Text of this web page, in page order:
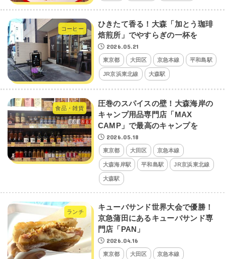
コーヒー
ひきたて香る！大森「加とう珈琲
焙煎所」でやすらぎの一杯を
2026.05.21
東京都 大田区 京急本線 平和島駅
JR京浜東北線 大森駅
食品・雑貨
圧巻のスパイスの壁！大森海岸の
キャンプ用品専門店「MAX
CAMP」で最高のキャンプを
2026.05.18
東京都 大田区 京急本線
大森海岸駅 平和島駅 JR京浜東北線
大森駅
ランチ
キューバサンド世界大会で優勝！
京急蒲田にあるキューバサンド専
門店「PAN」
2026.04.16
東京都 大田区 京急本線